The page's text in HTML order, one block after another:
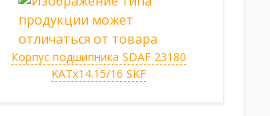
Корпус подшипника SDAF 23180
KATx14.15/16 SKF